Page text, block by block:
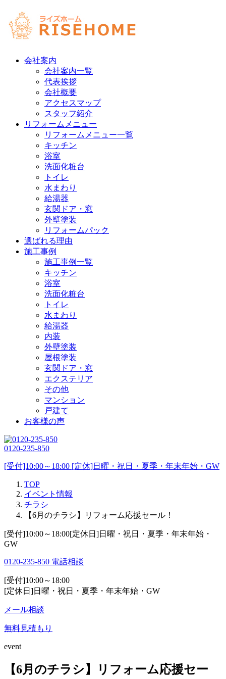
会社案内
会社案内一覧
代表挨拶
会社概要
アクセスマップ
スタッフ紹介
リフォームメニュー
リフォームメニュー一覧
キッチン
浴室
洗面化粧台
トイレ
水まわり
給湯器
玄関ドア・窓
外壁塗装
リフォームパック
選ばれる理由
施工事例
施工事例一覧
キッチン
浴室
洗面化粧台
トイレ
水まわり
給湯器
内装
外壁塗装
屋根塗装
玄関ドア・窓
エクステリア
その他
マンション
戸建て
お客様の声
0120-235-850
[受付]10:00～18:00 [定休]日曜・祝日・夏季・年末年始・GW
TOP
イベント情報
チラシ
【6月のチラシ】リフォーム応援セール！
[受付]10:00～18:00[定休日]日曜・祝日・夏季・年末年始・
GW
0120-235-850 電話相談
[受付]10:00～18:00
[定休日]日曜・祝日・夏季・年末年始・GW
メール相談
無料見積もり
event
【6月のチラシ】リフォーム応援セー